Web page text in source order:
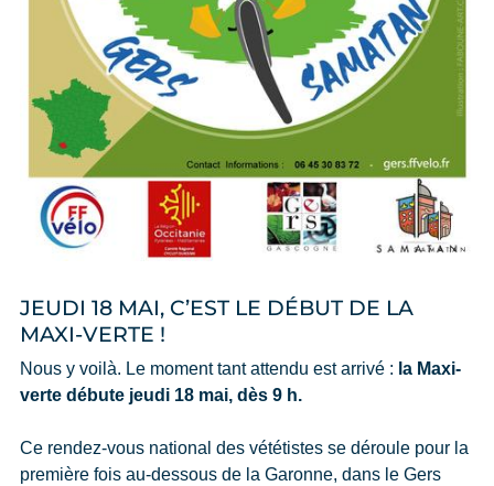
JEUDI 18 MAI, C’EST LE DÉBUT DE LA
MAXI-VERTE !
Nous y voilà. Le moment tant attendu est arrivé : la Maxi-
verte débute jeudi 18 mai, dès 9 h.
Ce rendez-vous national des vététistes se déroule pour la
première fois au-dessous de la Garonne, dans le Gers